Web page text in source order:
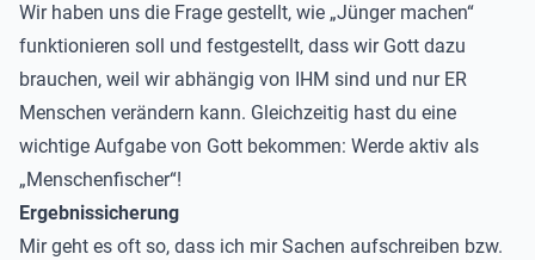
Wir haben uns die Frage gestellt, wie „Jünger machen“
funktionieren soll und festgestellt, dass wir Gott dazu
brauchen, weil wir abhängig von IHM sind und nur ER
Menschen verändern kann. Gleichzeitig hast du eine
wichtige Aufgabe von Gott bekommen: Werde aktiv als
„Menschenfischer“!
Ergebnissicherung
Mir geht es oft so, dass ich mir Sachen aufschreiben bzw.